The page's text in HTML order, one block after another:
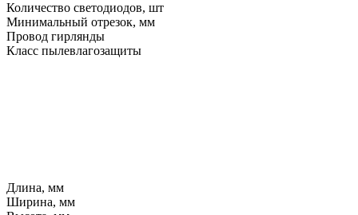
Количество светодиодов, шт
Минимальный отрезок, мм
Провод гирлянды
Класс пылевлагозащиты
Длина, мм
Ширина, мм